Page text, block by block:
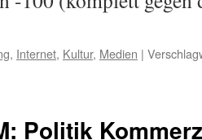
, Internet, Kultur, Medien |
Politik Kommerz